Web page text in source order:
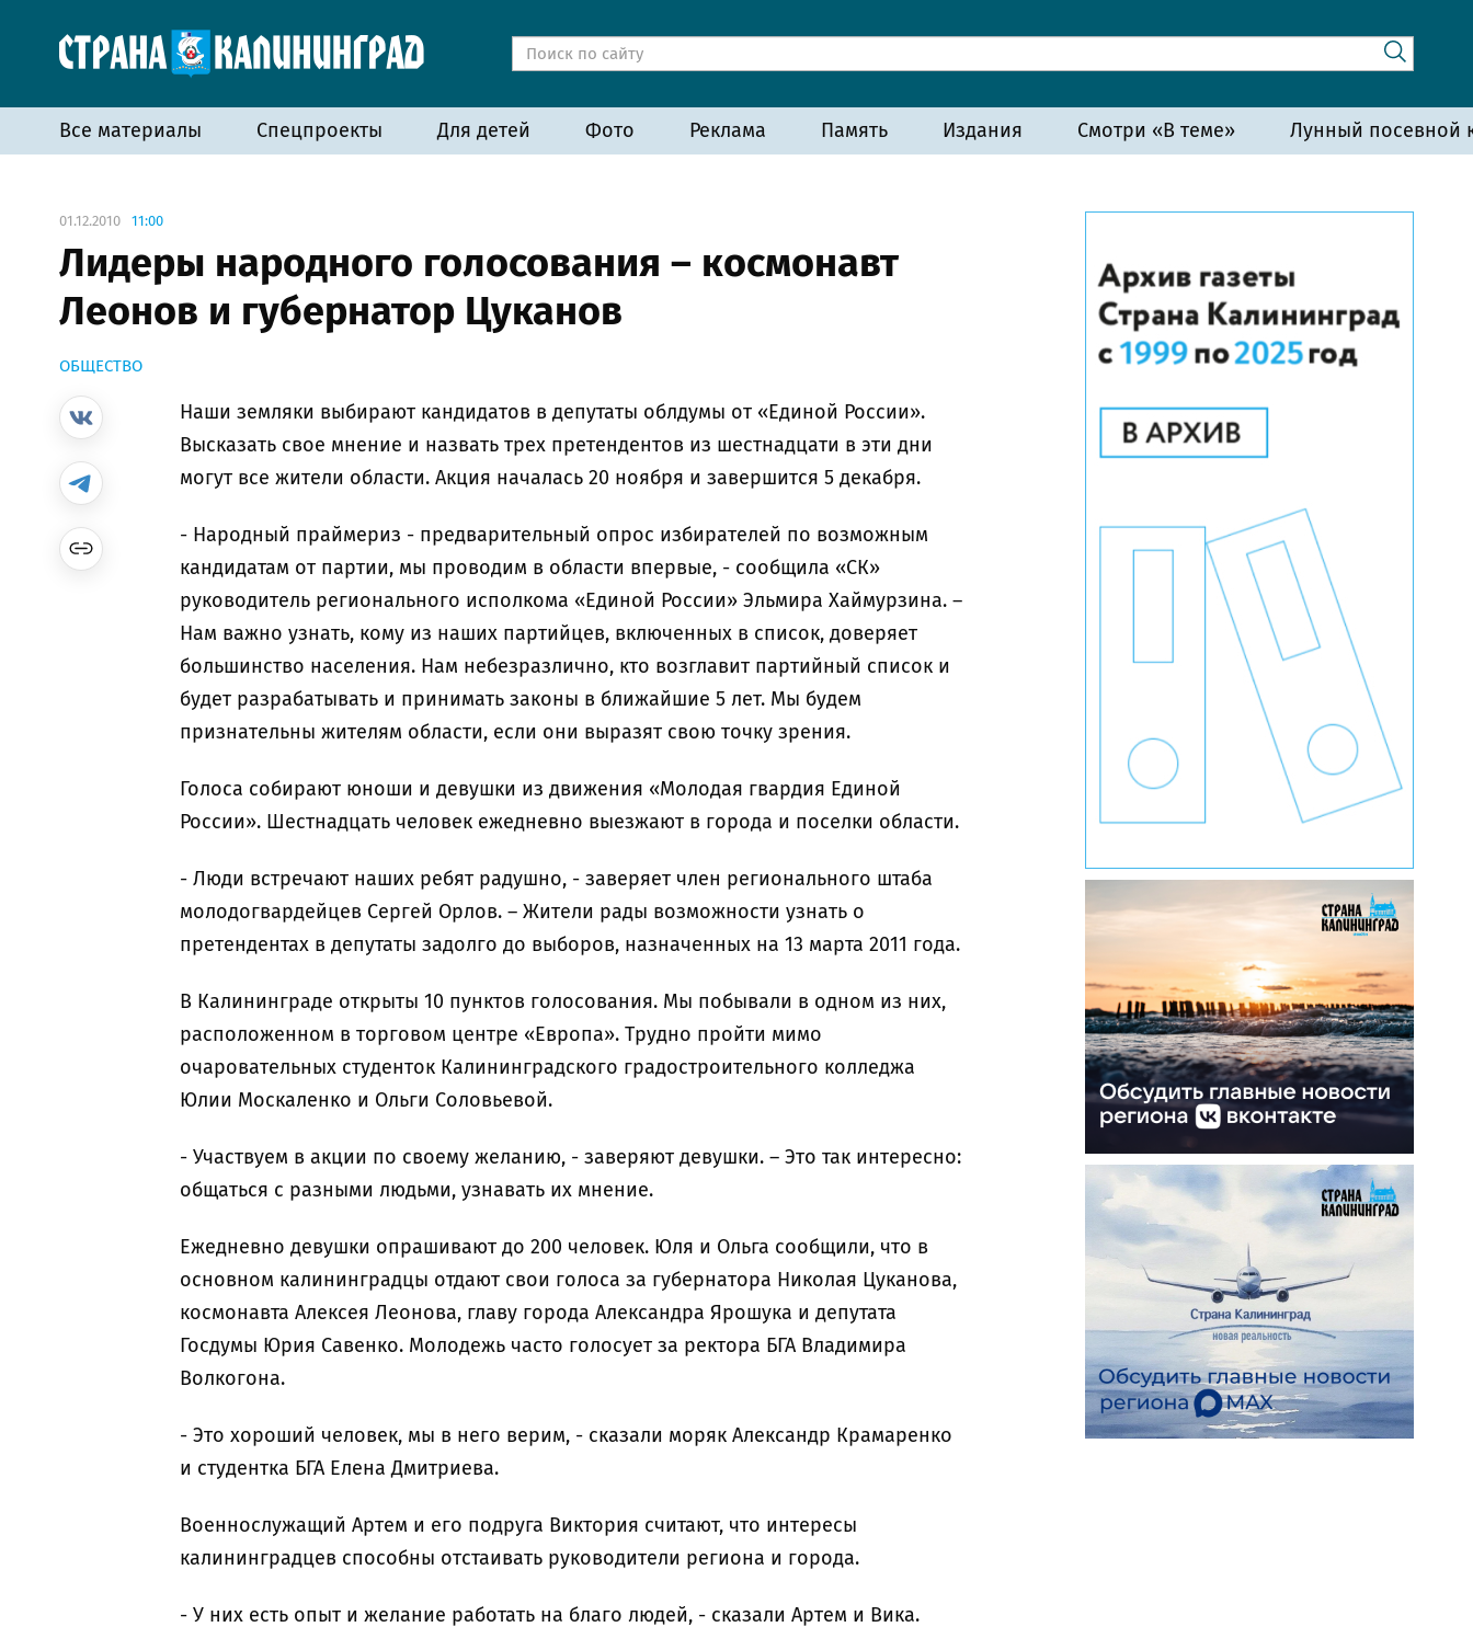
Все материалы Спецпроекты Для детей Фото Реклама Память Издания Смотри «В теме» Лунный посевной
01.12.2010 11:00
Лидеры народного голосования – космонавт
Леонов и губернатор Цуканов
ОБЩЕСТВО
Наши земляки выбирают кандидатов в депутаты облдумы от «Единой России».
Высказать свое мнение и назвать трех претендентов из шестнадцати в эти дни
могут все жители области. Акция началась 20 ноября и завершится 5 декабря.
- Народный праймериз - предварительный опрос избирателей по возможным
кандидатам от партии, мы проводим в области впервые, - сообщила «СК»
руководитель регионального исполкома «Единой России» Эльмира Хаймурзина. –
Нам важно узнать, кому из наших партийцев, включенных в список, доверяет
большинство населения. Нам небезразлично, кто возглавит партийный список и
будет разрабатывать и принимать законы в ближайшие 5 лет. Мы будем
признательны жителям области, если они выразят свою точку зрения.
Голоса собирают юноши и девушки из движения «Молодая гвардия Единой
России». Шестнадцать человек ежедневно выезжают в города и поселки области.
- Люди встречают наших ребят радушно, - заверяет член регионального штаба
молодогвардейцев Сергей Орлов. – Жители рады возможности узнать о
претендентах в депутаты задолго до выборов, назначенных на 13 марта 2011 года.
В Калининграде открыты 10 пунктов голосования. Мы побывали в одном из них,
расположенном в торговом центре «Европа». Трудно пройти мимо
очаровательных студенток Калининградского градостроительного колледжа
Юлии Москаленко и Ольги Соловьевой.
- Участвуем в акции по своему желанию, - заверяют девушки. – Это так интересно:
общаться с разными людьми, узнавать их мнение.
Ежедневно девушки опрашивают до 200 человек. Юля и Ольга сообщили, что в
основном калининградцы отдают свои голоса за губернатора Николая Цуканова,
космонавта Алексея Леонова, главу города Александра Ярошука и депутата
Госдумы Юрия Савенко. Молодежь часто голосует за ректора БГА Владимира
Волкогона.
- Это хороший человек, мы в него верим, - сказали моряк Александр Крамаренко
и студентка БГА Елена Дмитриева.
Военнослужащий Артем и его подруга Виктория считают, что интересы
калининградцев способны отстаивать руководители региона и города.
- У них есть опыт и желание работать на благо людей, - сказали Артем и Вика.